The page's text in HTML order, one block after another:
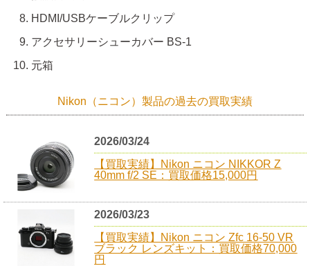
HDMI/USBケーブルクリップ
アクセサリーシューカバー BS-1
元箱
Nikon（ニコン）製品の過去の買取実績
2026/03/24
【買取実績】Nikon ニコン NIKKOR Z
40mm f/2 SE：買取価格15,000円
2026/03/23
【買取実績】Nikon ニコン Zfc 16-50 VR
ブラック レンズキット：買取価格70,000
円